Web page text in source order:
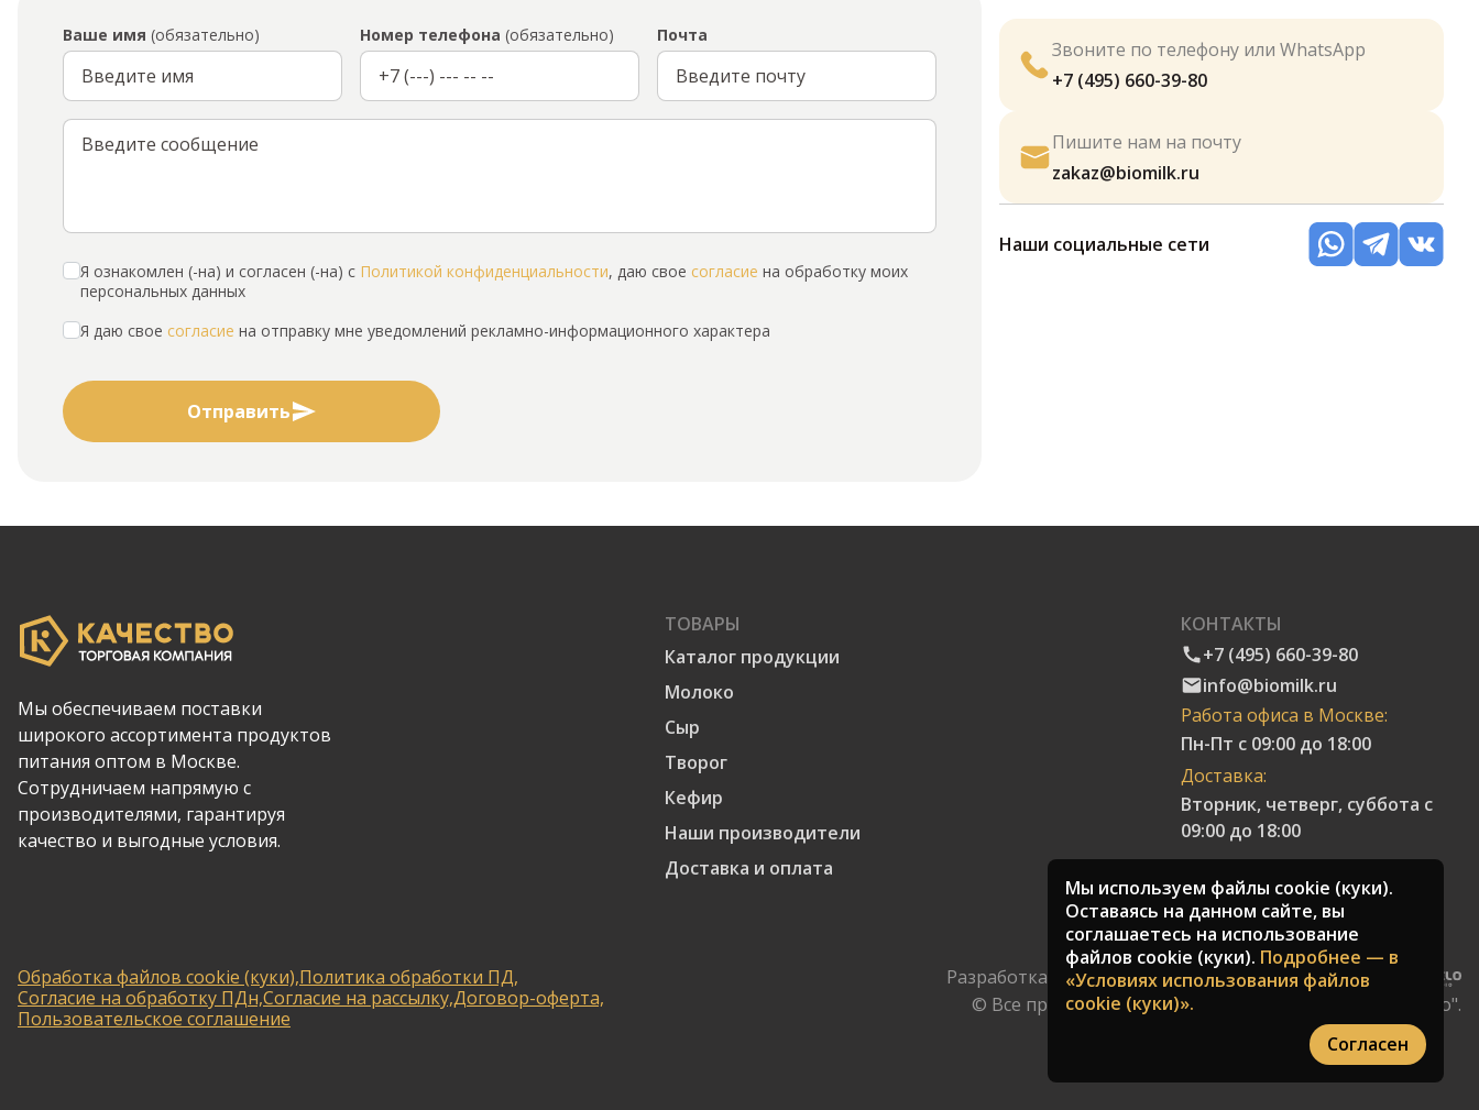
Ваше имя (обязательно) Номер телефона (обязательно) Почта
Я ознакомлен (-на) и согласен (-на) с Политикой конфиденциальности, даю свое согласие на обработку моих
персональных данных
Я даю свое согласие на отправку мне уведомлений рекламно-информационного характера
Отправить
Звоните по телефону или WhatsApp
+7 (495) 660-39-80
Пишите нам на почту
zakaz@biomilk.ru
Наши социальные сети
Мы обеспечиваем поставки
широкого ассортимента продуктов
питания оптом в Москве.
Сотрудничаем напрямую с
производителями, гарантируя
качество и выгодные условия.
ТОВАРЫ
Каталог продукции
Молоко
Сыр
Творог
Кефир
Наши производители
Доставка и оплата
КОНТАКТЫ
+7 (495) 660-39-80
info@biomilk.ru
Работа офиса в Москве:
Пн-Пт с 09:00 до 18:00
Доставка:
Вторник, четверг, суббота с
09:00 до 18:00
Обработка файлов cookie (куки),Политика обработки ПД,
Согласие на обработку ПДн,Согласие на рассылку,Договор-оферта,
Пользовательское соглашение
Разработка сайтов и поисковое продвижение:
© Все права защищены. Торговая компания "Качество".
Мы используем файлы cookie (куки).
Оставаясь на данном сайте, вы
соглашаетесь на использование
файлов cookie (куки). Подробнее — в
«Условиях использования файлов
cookie (куки)».
Согласен